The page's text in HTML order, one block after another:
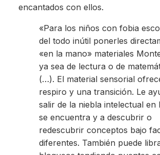
encantados con ellos.
«Para los niños con fobia
del todo inútil ponerles
«en la mano» materiales
ya sea de lectura o de
(…). El material sensorial
respiro y una transición. Le
salir de la niebla intelectual en
se encuentra y a descubrir o
redescubrir conceptos bajo
diferentes. También puede